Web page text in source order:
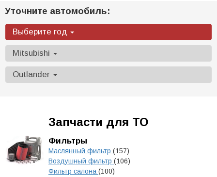
Уточните автомобиль:
Выберите год
Mitsubishi
Outlander
Запчасти для ТО
Фильтры
Маслянный фильтр (157)
Воздушный фильтр (106)
Фильтр салона (100)